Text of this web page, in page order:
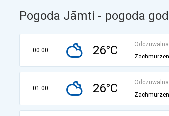
Pogoda Jāmti - pogoda
00:00 26°C Odczuwalna
01:00 26°C Odczuwalna